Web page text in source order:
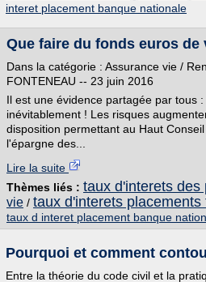
interet placement banque nationale
Que faire du fonds euros de
Dans la catégorie : Assurance vie /
FONTENEAU -- 23 juin 2016
Il est une évidence partagée par tous
inévitablement ! Les risques
disposition permettant au Haut
l'épargne des...
Lire la suite
Thèmes liés : taux d'interets des
vie / taux d'interets placements
taux d interet placement banque
Pourquoi et comment
Entre la théorie du code civil et la